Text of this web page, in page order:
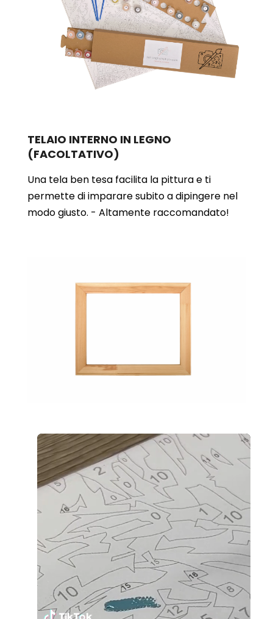
TELAIO INTERNO IN LEGNO
(FACOLTATIVO)
Una tela ben tesa facilita la pittura e ti
permette di imparare subito a dipingere nel
modo giusto. - Altamente raccomandato!